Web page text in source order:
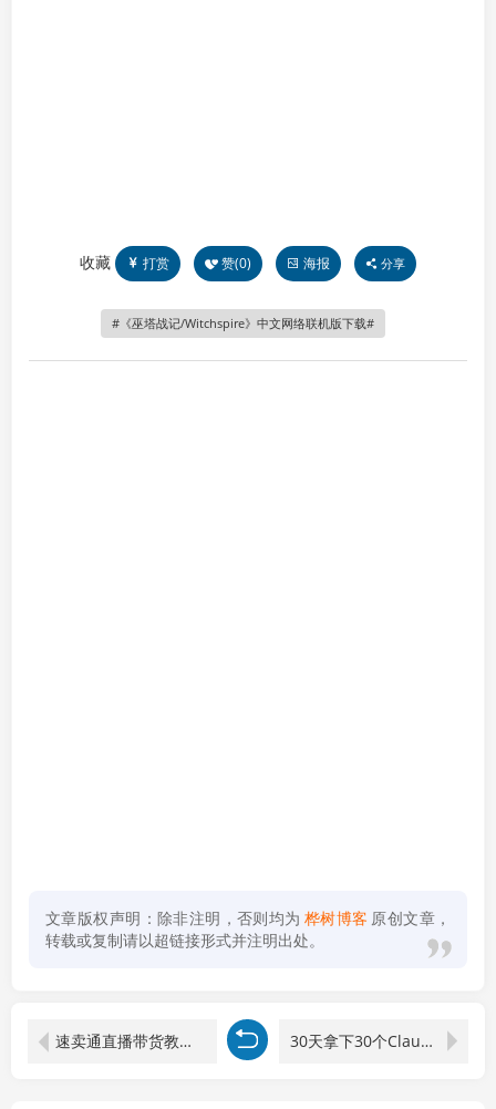
收藏 打赏 赞(0) 海报 分享
《巫塔战记/Witchspire》中文网络联机版下载
文章版权声明：除非注明，否则均为 桦树博客 原创文章，
转载或复制请以超链接形式并注明出处。
速卖通直播带货教程：真人直播+无人直播双模式，开播准备手稿撰写营销设定全掌握 30天拿下30个Claude Skills资产！Obsidian知识库双教程，提效还能接单变现